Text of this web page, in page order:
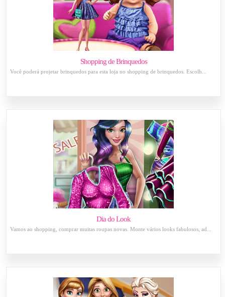
Shopping de Brinquedos
Você poderá projetar brinquedos para esta loja no shopping de brinquedos. Escolh...
Dia do Look
Vamos ao shopping, comprar muitas roupas novas. Monte vários looks fabulosos, ad...